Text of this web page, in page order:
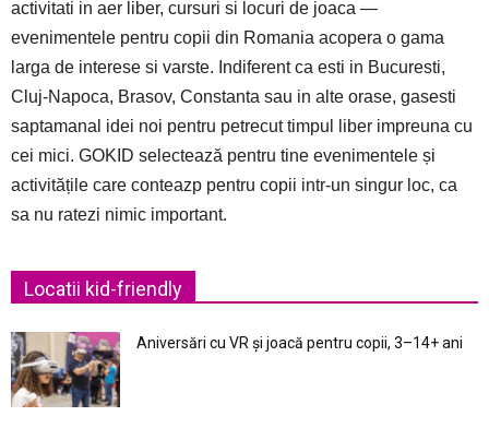
activitati in aer liber, cursuri si locuri de joaca —
evenimentele pentru copii din Romania acopera o gama
larga de interese si varste. Indiferent ca esti in Bucuresti,
Cluj-Napoca, Brasov, Constanta sau in alte orase, gasesti
saptamanal idei noi pentru petrecut timpul liber impreuna cu
cei mici. GOKID selectează pentru tine evenimentele și
activitățile care conteazp pentru copii intr-un singur loc, ca
sa nu ratezi nimic important.
Locatii kid-friendly
Aniversări cu VR și joacă pentru copii, 3–14+ ani